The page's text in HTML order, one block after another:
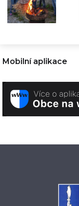
Mobilní aplikace